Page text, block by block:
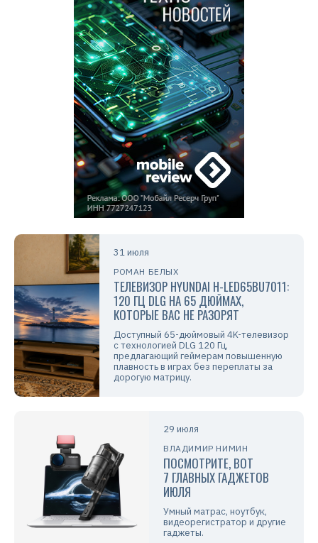
31 июля
РОМАН БЕЛЫХ
ТЕЛЕВИЗОР HYUNDAI H-LED65BU7011:
120 ГЦ DLG НА 65 ДЮЙМАХ,
КОТОРЫЕ ВАС НЕ РАЗОРЯТ
Доступный 65-дюймовый 4K-телевизор
с технологией DLG 120 Гц,
предлагающий геймерам повышенную
плавность в играх без переплаты за
дорогую матрицу.
29 июля
ВЛАДИМИР НИМИН
ПОСМОТРИТЕ, ВОТ
7 ГЛАВНЫХ ГАДЖЕТОВ
ИЮЛЯ
Умный матрас, ноутбук,
видеорегистратор и другие
гаджеты.